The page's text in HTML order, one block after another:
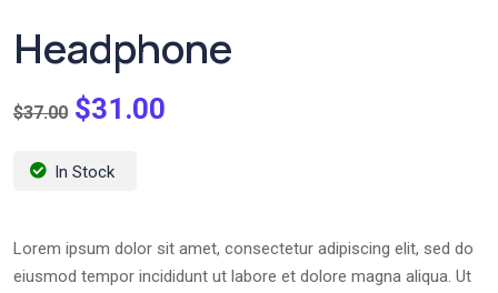
Headphone
$37.00 $31.00
In Stock
Lorem ipsum dolor sit amet, consectetur adipiscing elit, sed do
eiusmod tempor incididunt ut labore et dolore magna aliqua. Ut